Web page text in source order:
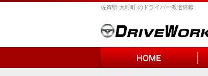
佐賀県 大町町 のドライバー派遣情報